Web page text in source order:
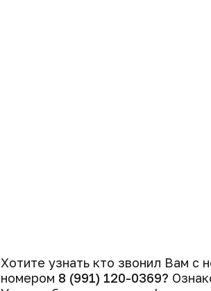
Хотите узнать кто звонил Вам с
номером 8 (991) 120-0369?